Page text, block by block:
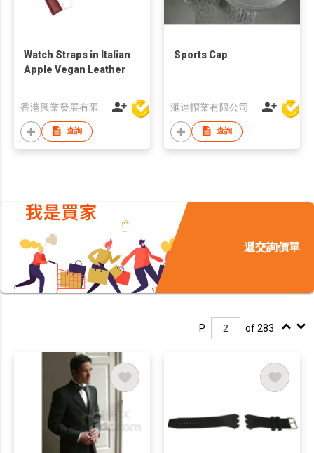
Watch Straps in Italian
Apple Vegan Leather
查詢
Sports Cap
滙達帽業有限公司
查詢
遞交詢價單
P. of 283